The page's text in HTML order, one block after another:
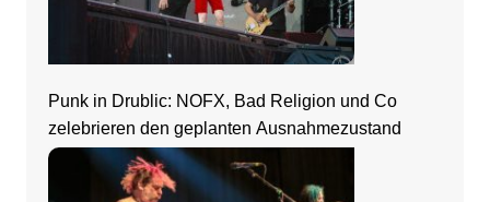
Punk in Drublic: NOFX, Bad Religion und Co
zelebrieren den geplanten Ausnahmezustand